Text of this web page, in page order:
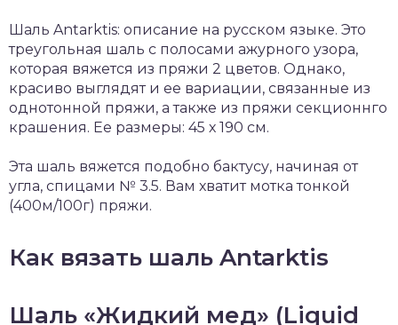
Шаль Antarktis: описание на русском языке. Это
треугольная шаль с полосами ажурного узора,
которая вяжется из пряжи 2 цветов. Однако,
красиво выглядят и ее вариации, связанные из
однотонной пряжи, а также из пряжи секционнго
крашения. Ее размеры: 45 х 190 см.
Эта шаль вяжется подобно бактусу, начиная от
угла, спицами № 3.5. Вам хватит мотка тонкой
(400м/100г) пряжи.
Как вязать шаль Antarktis
Шаль «Жидкий мед» (Liquid